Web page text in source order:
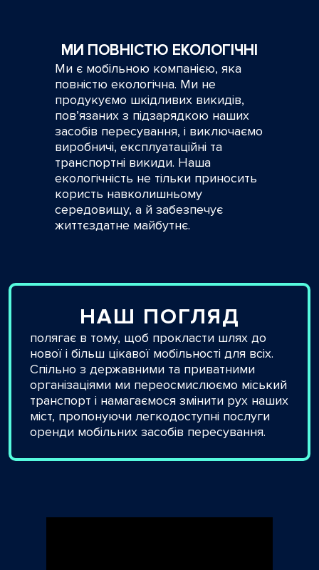
МИ ПОВНІСТЮ ЕКОЛОГІЧНІ
Ми є мобільною компанією, яка
повністю екологічна. Ми не
продукуємо шкідливих викидів,
пов’язаних з підзарядкою наших
засобів пересування, і виключаємо
виробничі, експлуатаційні та
транспортні викиди. Наша
екологічність не тільки приносить
користь навколишньому
середовищу, а й забезпечує
життєздатне майбутнє.
НАШ ПОГЛЯД
полягає в тому, щоб прокласти шлях до
нової і більш цікавої мобільності для всіх.
Спільно з державними та приватними
організаціями ми переосмислюємо міський
транспорт і намагаємося змінити рух наших
міст, пропонуючи легкодоступні послуги
оренди мобільних засобів пересування.